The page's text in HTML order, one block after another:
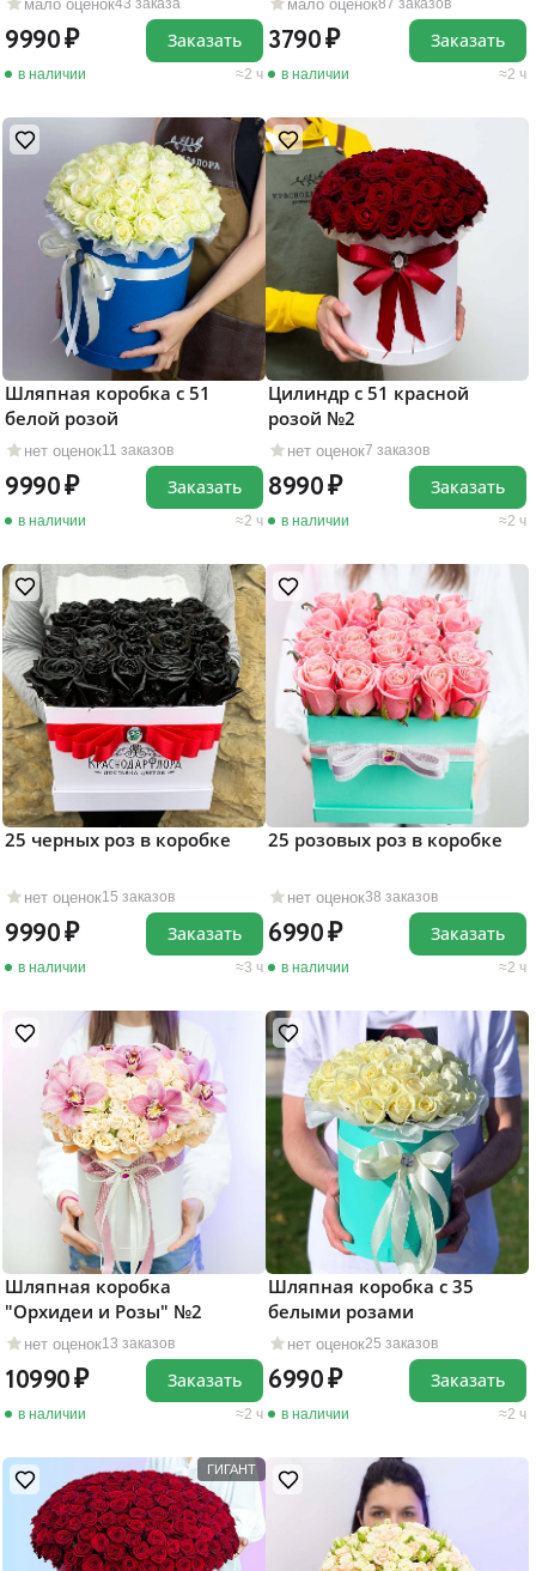
мало оценок43 заказа
9990
в наличии 2 ч
Заказать
мало оценок87 заказов
3790
в наличии 2 ч
Заказать
нет оценок11 заказов
Шляпная коробка с 51
белой розой
9990
в наличии 2 ч
Заказать
нет оценок7 заказов
Цилиндр с 51 красной
розой №2
8990
в наличии 2 ч
Заказать
нет оценок15 заказов
25 черных роз в коробке
9990
в наличии 3 ч
Заказать
нет оценок38 заказов
25 розовых роз в коробке
6990
в наличии 2 ч
Заказать
нет оценок13 заказов
Шляпная коробка
"Орхидеи и Розы" №2
10990
в наличии 2 ч
Заказать
нет оценок25 заказов
Шляпная коробка с 35
белыми розами
6990
в наличии 2 ч
Заказать
ГИГАНТ